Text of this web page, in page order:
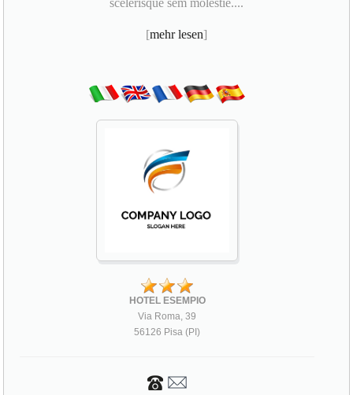
scelerisque sem molestie....
[mehr lesen]
HOTEL ESEMPIO
Via Roma, 39
56126 Pisa (PI)